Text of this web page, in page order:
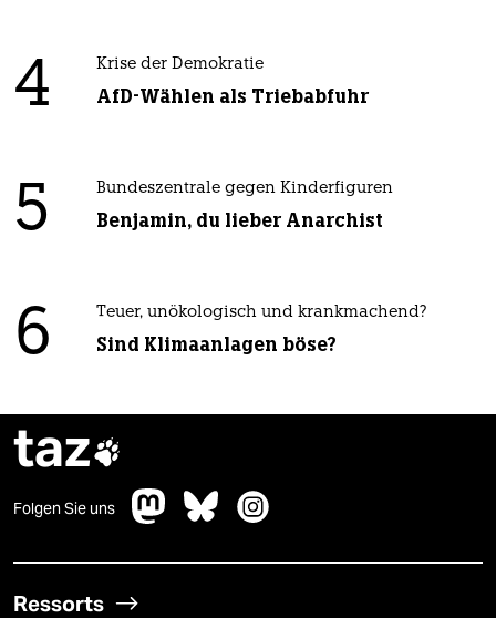
4 Krise der Demokratie
AfD-Wählen als Triebabfuhr
5 Bundeszentrale gegen Kinderfiguren
Benjamin, du lieber Anarchist
6 Teuer, unökologisch und krankmachend?
Sind Klimaanlagen böse?
taz
Folgen Sie uns
Ressorts